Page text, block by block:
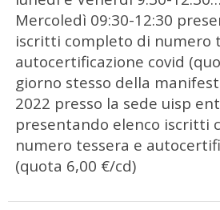
Mercoledì 09:30-12:30
iscritti completo di numero
autocertificazione covid
giorno stesso della
2022 presso la sede uisp
presentando elenco iscritti
numero tessera e
(quota 6,00 €/cd)